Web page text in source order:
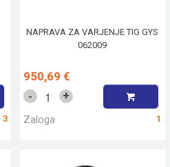
3
NAPRAVA ZA VARJENJE TIG GYS
062009
950,69 €
- +
Zaloga 1